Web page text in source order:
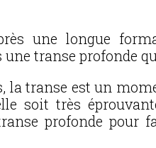
une longue
une transe profonde
la transe est un
soit très
profonde pour